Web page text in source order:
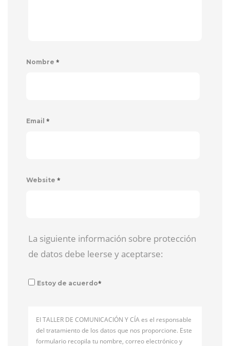
Nombre *
Email *
Website *
La siguiente información sobre protección
de datos debe leerse y aceptarse:
Estoy de acuerdo*
El TALLER DE COMUNICACIÓN Y CÍA es el responsable
del tratamiento de los datos que nos proporcione. Este
formulario recopila tu nombre, correo electrónico y